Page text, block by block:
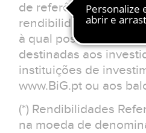
de referência. O
rendibilidades
à qual possa estar
destinadas aos
instituições de
www.BiG.pt ou aos
(*) Rendibilidades
na moeda de